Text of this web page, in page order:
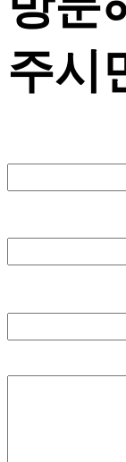
주시